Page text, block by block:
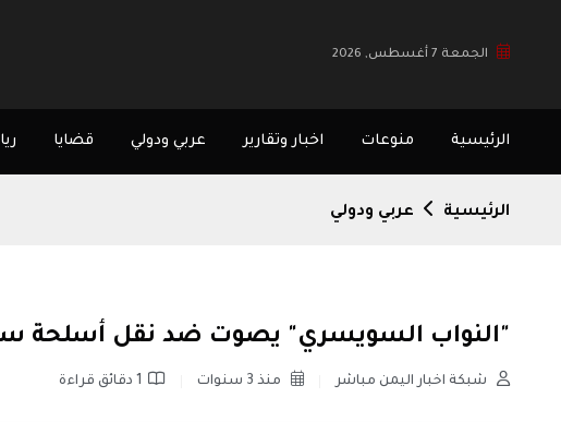
الجمعة 7 أغسطس, 2026
الرئيسية منوعات اخبار وتقارير عربي ودولي قضايا
الرئيسية عربي ودولي
"النواب السويسري" يصوت ضد نقل أسلحة
شبكة اخبار اليمن مباشر منذ 3 سنوات 1 دقائق قراءة